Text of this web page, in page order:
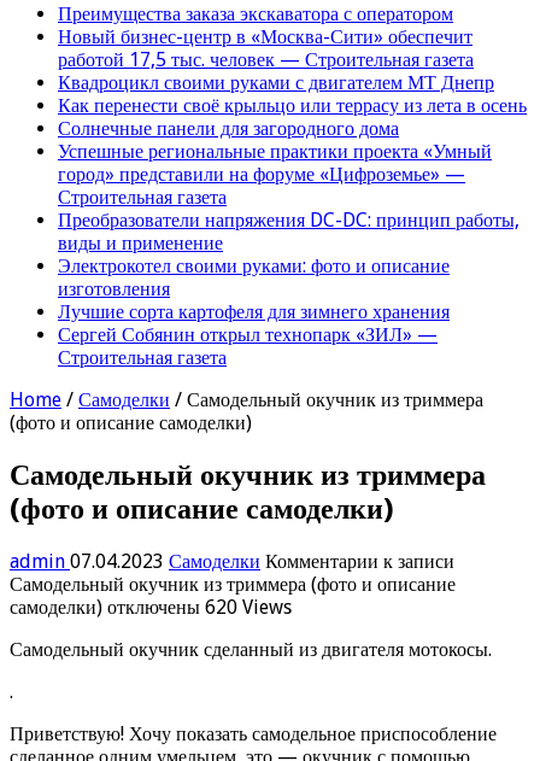
Преимущества заказа экскаватора с оператором
Новый бизнес-центр в «Москва-Сити» обеспечит
работой 17,5 тыс. человек — Строительная газета
Квадроцикл своими руками с двигателем МТ Днепр
Как перенести своё крыльцо или террасу из лета в осень
Солнечные панели для загородного дома
Успешные региональные практики проекта «Умный
город» представили на форуме «Цифроземье» —
Строительная газета
Преобразователи напряжения DC-DC: принцип работы,
виды и применение
Электрокотел своими руками: фото и описание
изготовления
Лучшие сорта картофеля для зимнего хранения
Сергей Собянин открыл технопарк «ЗИЛ» —
Строительная газета
Home / Самоделки / Самодельный окучник из триммера
(фото и описание самоделки)
Самодельный окучник из триммера
(фото и описание самоделки)
admin 07.04.2023 Самоделки Комментарии к записи
Самодельный окучник из триммера (фото и описание
самоделки) отключены 620 Views
Самодельный окучник сделанный из двигателя мотокосы.
.
Приветствую! Хочу показать самодельное приспособление
сделанное одним умельцем, это — окучник с помощью